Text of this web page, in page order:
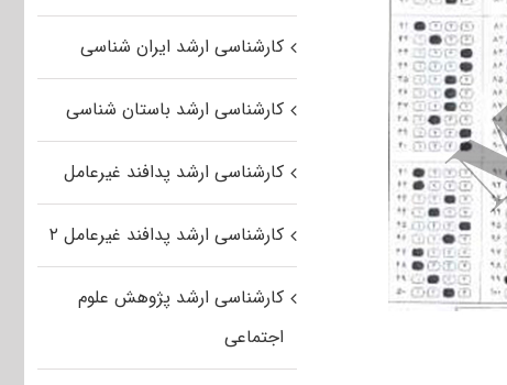
کارشناسی ارشد ایران شناسی
کارشناسی ارشد باستان شناسی
کارشناسی ارشد پدافند غیرعامل
کارشناسی ارشد پدافند غیرعامل ۲
کارشناسی ارشد پژوهش علوم
اجتماعی